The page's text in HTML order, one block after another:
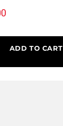
ADD TO CART